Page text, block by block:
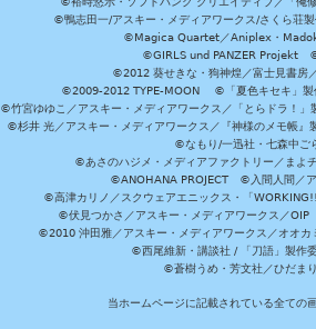
©鴨志田一/アスキー・メディアワークス/さく
©Magica Quartet／Aniplex・
©GIRLS und PANZER Projekt ©
©2012 葵せきな・狗神煌／富士見書
©2009-2012 TYPE-MOON ©「夏色キセキ」製
©竹宮ゆゆこ／アスキー・メディアワークス／「とらドラ！
©杉井 光／アスキー・メディアワークス／『神様のメモ帳
©なもり/一迅社・七森中
©あさのハジメ・メディアファクトリー／ま
©ANOHANA PROJECT ©入間人間／ア
©高津カリノ／スクウェアエニックス・「
©伏見つかさ／アスキー・メディアワークス／
©2010 沖田雅／アスキー・メディアワークス／オオ
©西尾維新・講談社 / 「刀語」製作
©蒼樹うめ・芳文社／ひだま
当ホームページに記載されている全ての